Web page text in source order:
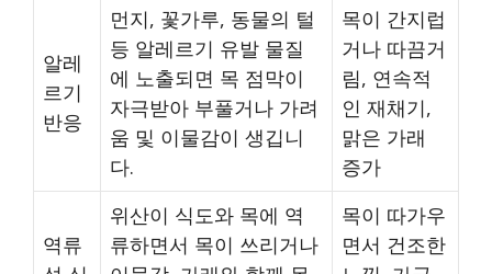
알레
르기
반응
먼지, 꽃가루, 동물의 털
등 알레르기 유발 물질
에 노출되면 목 점막이
자극받아 부풀거나 가려
움 및 이물감이 생깁니
다.
목이 간지럽
거나 따끔거
림, 연속적
인 재채기,
맑은 가래
증가
역류
위산이 식도와 목에 역
류하면서 목이 쓰리거나
목이 따가우
면서 건조한